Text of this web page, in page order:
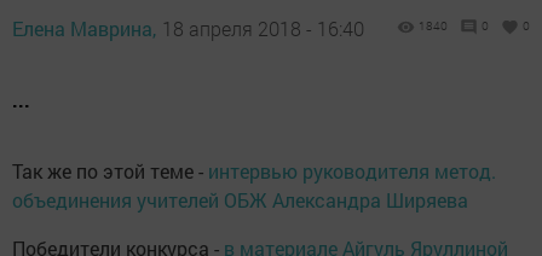
Елена Маврина, 18 апреля 2018 - 16:40 1840 0 0
...
Так же по этой теме - интервью руководителя метод.
объединения учителей ОБЖ Александра Ширяева
Победители конкурса - в материале Айгуль Яруллиной